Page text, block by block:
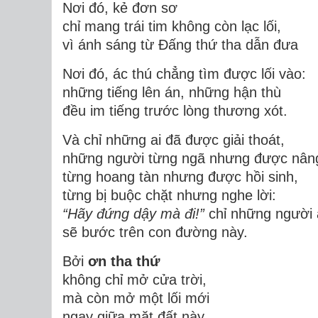
Nơi đó, kẻ đơn sơ
chỉ mang trái tim không còn lạc lối,
vì ánh sáng từ Đấng thứ tha dẫn đưa
Nơi đó, ác thú chẳng tìm được lối vào:
những tiếng lên án, những hận thù
đều im tiếng trước lòng thương xót.
Và chỉ những ai đã được giải thoát,
những người từng ngã nhưng được
từng hoang tàn nhưng được hồi sinh,
từng bị buộc chặt nhưng nghe lời:
“Hãy đứng dậy mà đi!”chỉ những người
sẽ bước trên con đường này.
Bởi ơn tha thứ
không chỉ mở cửa trời,
mà còn mở một lối mới